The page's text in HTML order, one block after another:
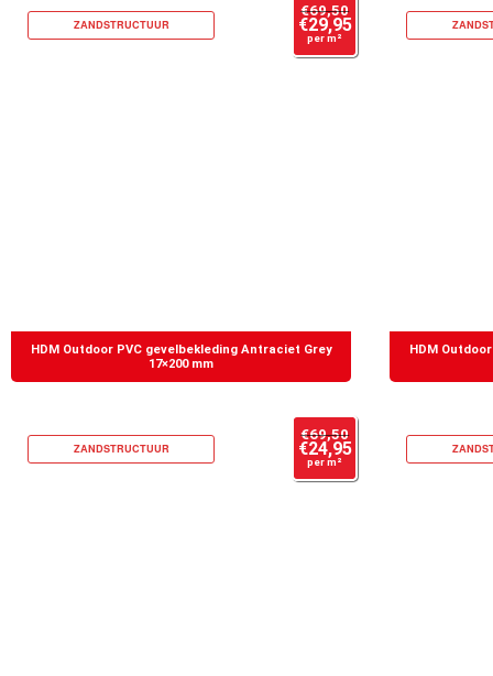
HDM Outdoor PVC gevelbekleding Antraciet Grey
17×200 mm
ZANDSTRUCTUUR
€69,50
€29,95
per m²
HDM
ZANDSTRUCTUUR
€69,50
€24,95
per m²